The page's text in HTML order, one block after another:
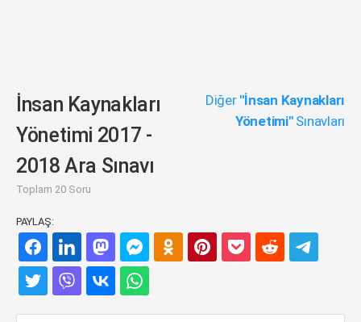
İnsan Kaynakları
Yönetimi 2017 -
2018 Ara Sınavı
Toplam 20 Soru
Diğer "İnsan Kaynakları
Yönetimi"Sınavları
PAYLAŞ: